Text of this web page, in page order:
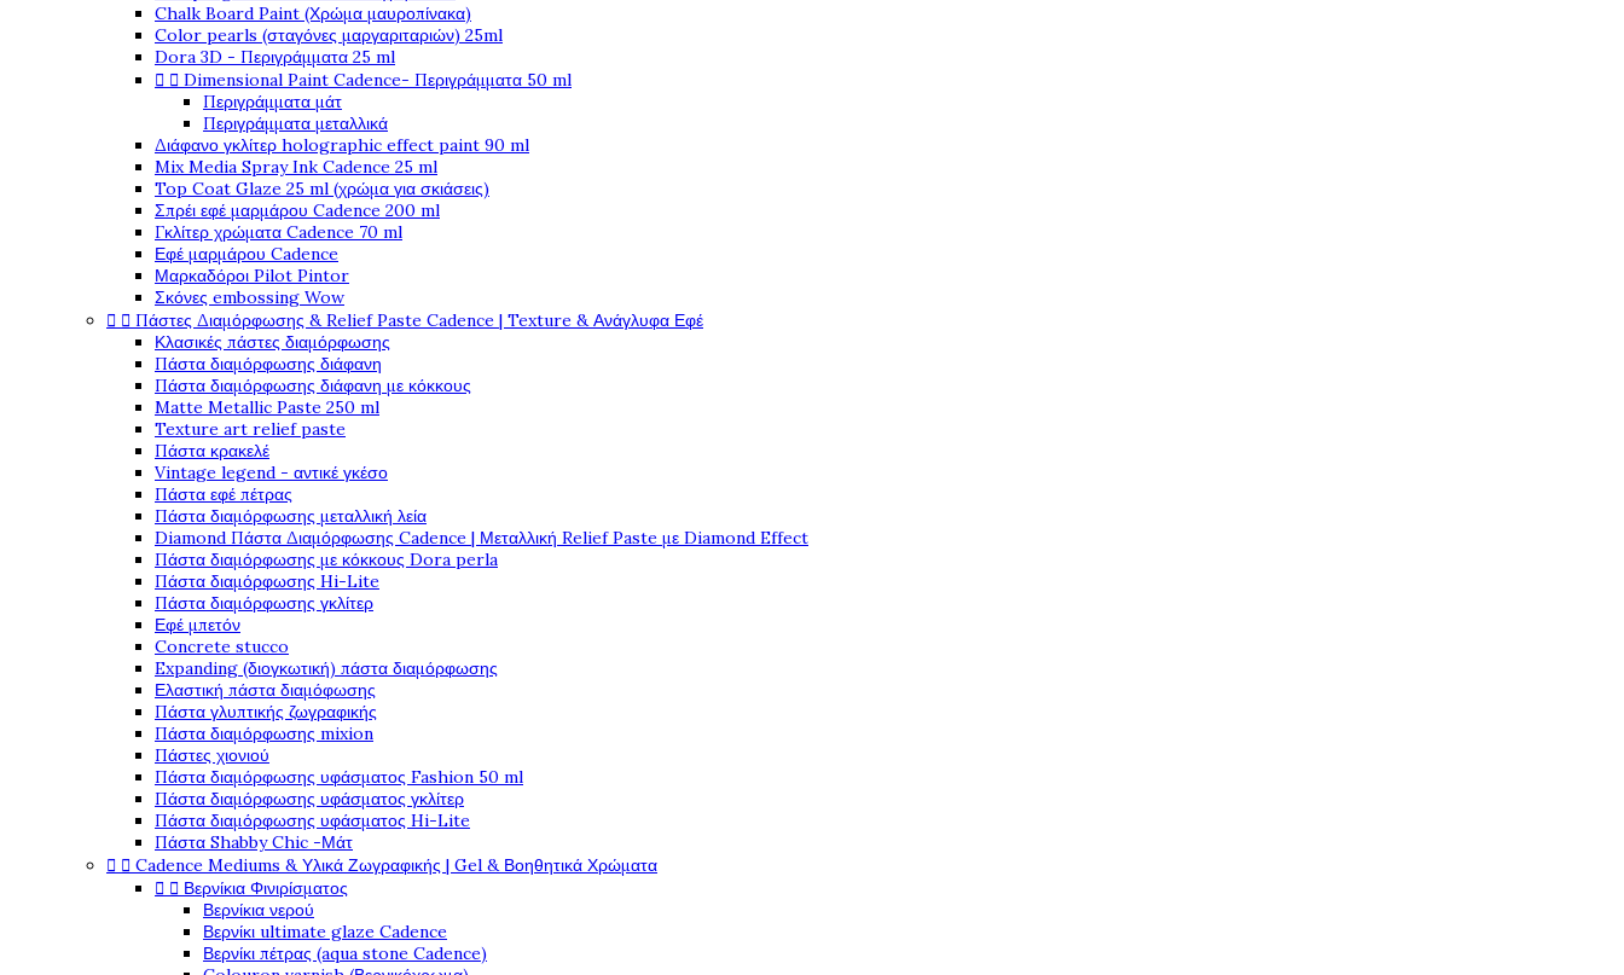
Chalk Board Paint (Χρώμα μαυροπίνακα)
Color pearls (σταγόνες μαργαριταριών) 25ml
Dora 3D - Περιγράμματα 25 ml
  Dimensional Paint Cadence- Περιγράμματα 50 ml
Περιγράμματα μάτ
Περιγράμματα μεταλλικά
Διάφανο γκλίτερ holographic effect paint 90 ml
Mix Media Spray Ink Cadence 25 ml
Top Coat Glaze 25 ml (χρώμα για σκιάσεις)
Σπρέι εφέ μαρμάρου Cadence 200 ml
Γκλίτερ χρώματα Cadence 70 ml
Εφέ μαρμάρου Cadence
Μαρκαδόροι Pilot Pintor
Σκόνες embossing Wow
  Πάστες Διαμόρφωσης & Relief Paste Cadence | Texture & Ανάγλυφα Εφέ
Κλασικές πάστες διαμόρφωσης
Πάστα διαμόρφωσης διάφανη
Πάστα διαμόρφωσης διάφανη με κόκκους
Matte Metallic Paste 250 ml
Texture art relief paste
Πάστα κρακελέ
Vintage legend - αντικέ γκέσο
Πάστα εφέ πέτρας
Πάστα διαμόρφωσης μεταλλική λεία
Diamond Πάστα Διαμόρφωσης Cadence | Μεταλλική Relief Paste με Diamond Effect
Πάστα διαμόρφωσης με κόκκους Dora perla
Πάστα διαμόρφωσης Hi-Lite
Πάστα διαμόρφωσης γκλίτερ
Εφέ μπετόν
Concrete stucco
Expanding (διογκωτική) πάστα διαμόρφωσης
Ελαστική πάστα διαμόφωσης
Πάστα γλυπτικής ζωγραφικής
Πάστα διαμόρφωσης mixion
Πάστες χιονιού
Πάστα διαμόρφωσης υφάσματος Fashion 50 ml
Πάστα διαμόρφωσης υφάσματος γκλίτερ
Πάστα διαμόρφωσης υφάσματος Hi-Lite
Πάστα Shabby Chic -Μάτ
  Cadence Mediums & Υλικά Ζωγραφικής | Gel & Βοηθητικά Χρώματα
  Βερνίκια Φινιρίσματος
Βερνίκια νερού
Βερνίκι ultimate glaze Cadence
Βερνίκι πέτρας (aqua stone Cadence)